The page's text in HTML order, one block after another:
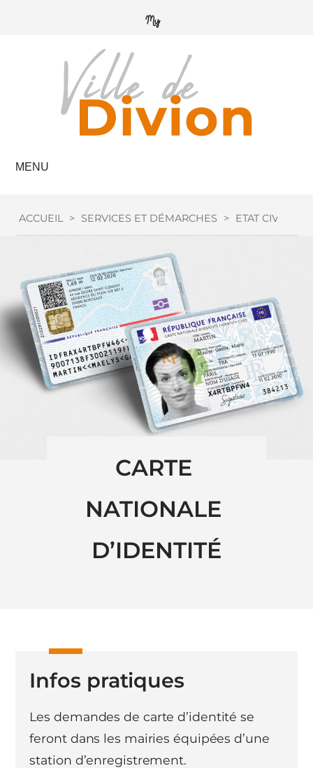
MENU
ACCUEIL > SERVICES ET DÉMARCHES > ETAT CIVIL
CARTE
NATIONALE
D’IDENTITÉ
Infos pratiques
Les demandes de carte d’identité se
feront dans les mairies équipées d’une
station d’enregistrement.